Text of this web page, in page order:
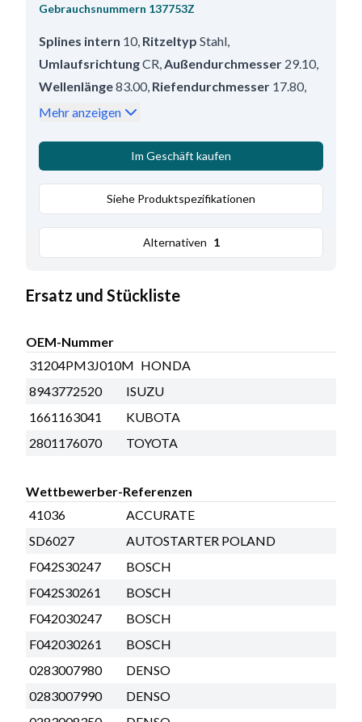
Gebrauchsnummern 137753Z
Splines intern 10, Ritzeltyp Stahl
UmlaufsrichtungCR Außendurchmesser 29.10,
Wellenlänge83.00, Riefendurchmesser 17.80,
Planetengetriebe
Anzahl der Zähne 9,Gesamtlänge
Mehr anzeigen
Im Geschäft kaufen
Siehe Produktspezifikationen
Alternativen 1
Ersatz und Stückliste
OEM-Nummer
31204PM3J010M HONDA
8943772520
ISUZU
1661163041
KUBOTA
2801176070
TOYOTA
Wettbewerber-Referenzen
41036
ACCURATE
SD6027
AUTOSTARTER POLAND
F042S30247
BOSCH
F042S30261
BOSCH
F042030247
BOSCH
F042030261
BOSCH
0283007980
DENSO
0283007990
DENSO